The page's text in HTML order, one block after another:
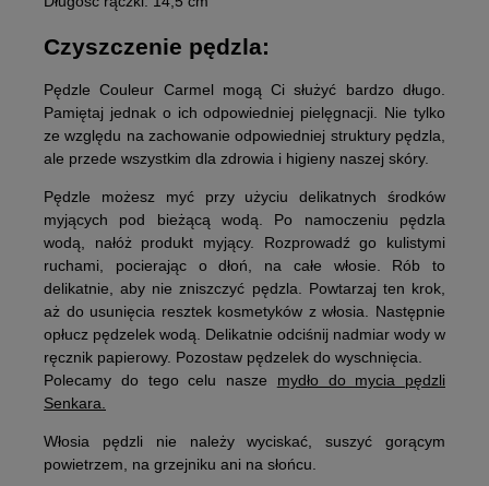
Czyszczenie pędzla:
Pędzle Couleur Carmel mogą Ci służyć bardzo długo.
Pamiętaj jednak o ich odpowiedniej pielęgnacji. Nie tylko
ze względu na zachowanie odpowiedniej struktury pędzla,
ale przede wszystkim dla zdrowia i higieny naszej skóry.
Pędzle możesz myć przy użyciu delikatnych środków
myjących pod bieżącą wodą. Po namoczeniu pędzla
wodą, nałóż produkt myjący. Rozprowadź go kulistymi
ruchami, pocierając o dłoń, na całe włosie. Rób to
delikatnie, aby nie zniszczyć pędzla. Powtarzaj ten krok,
aż do usunięcia resztek kosmetyków z włosia. Następnie
opłucz pędzelek wodą. Delikatnie odciśnij nadmiar wody w
ręcznik papierowy. Pozostaw pędzelek do wyschnięcia.
Polecamy do tego celu nasze mydło do mycia pędzli
Senkara.
Włosia pędzli nie należy wyciskać, suszyć gorącym
powietrzem, na grzejniku ani na słońcu.